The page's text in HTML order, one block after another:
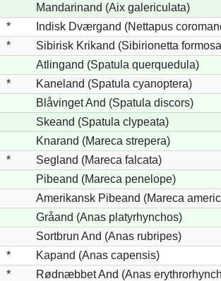
Mandarinand (Aix galericulata)
*
Indisk Dværgand (Nettapus
*
Sibirisk Krikand (Sibirionetta
Atlingand (Spatula querquedula)
*
Kaneland (Spatula cyanoptera)
Blåvinget And (Spatula discors)
Skeand (Spatula clypeata)
Knarand (Mareca strepera)
*
Segland (Mareca falcata)
Pibeand (Mareca penelope)
Amerikansk Pibeand (Mareca
Gråand (Anas platyrhynchos)
Sortbrun And (Anas rubripes)
*
Kapand (Anas capensis)
*
Rødnæbbet And (Anas